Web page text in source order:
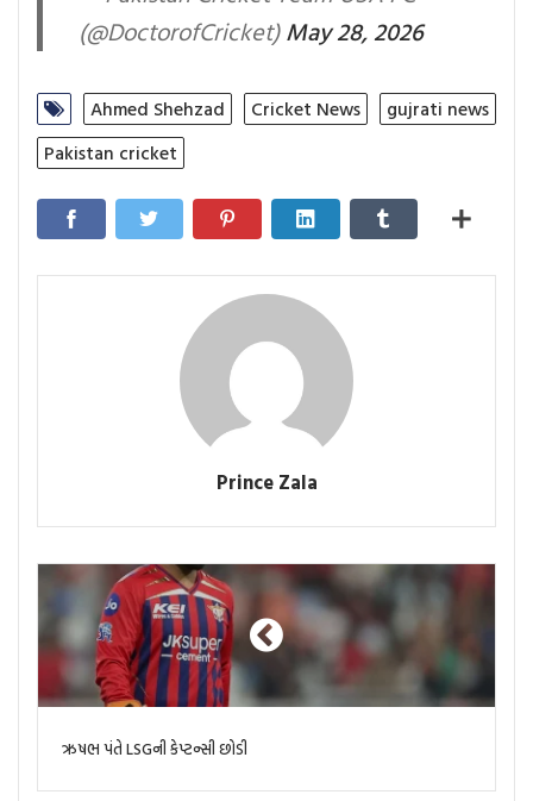
(@DoctorofCricket)May 28, 2026
Ahmed Shehzad Cricket News
gujrati news
Pakistan cricket
Prince Zala
ઋષભ પંતે LSGની કેપ્ટન્સી છોડી